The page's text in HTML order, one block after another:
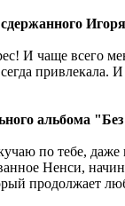
И чаще всего
привлекала.
альбома
по тебе,
Ненси,
продолжает